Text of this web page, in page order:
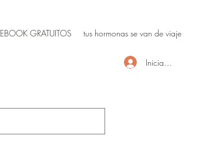
EBOOK GRATUITOS tus hormonas se van de viaje
Iniciar sesión